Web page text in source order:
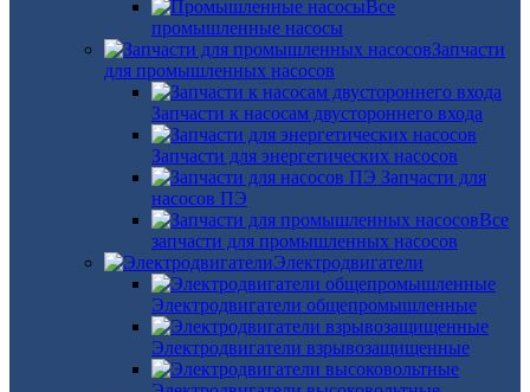
Все
промышленные насосы
Запчасти
для промышленных насосов
Запчасти к насосам двустороннего входа
Запчасти для энергетических насосов
Запчасти для
насосов ПЭ
Все
запчасти для промышленных насосов
Электродвигатели
Электродвигатели общепромышленные
Электродвигатели взрывозащищенные